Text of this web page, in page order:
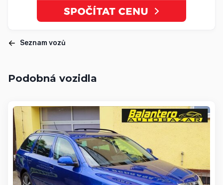
Seznam vozů
Podobná vozidla